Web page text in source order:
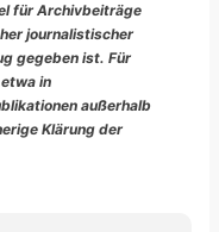
für Archivbeiträge
journalistischer
gegeben ist. Für
in
außerhalb
Klärung der